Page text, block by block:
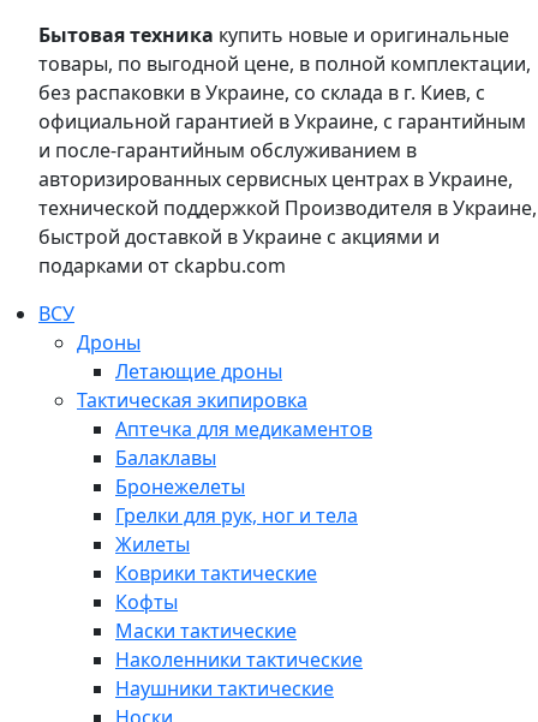
Бытовая техника купить новые и оригинальные
товары, по выгодной цене, в полной комплектации,
без распаковки в Украине, со склада в г. Киев, с
официальной гарантией в Украине, с гарантийным
и после-гарантийным обслуживанием в
авторизированных сервисных центрах в Украине,
технической поддержкой Производителя в Украине,
быстрой доставкой в Украине с акциями и
подарками от ckapbu.com
ВСУ
Дроны
Летающие дроны
Тактическая экипировка
Аптечка для медикаментов
Балаклавы
Бронежелеты
Грелки для рук, ног и тела
Жилеты
Коврики тактические
Кофты
Маски тактические
Наколенники тактические
Наушники тактические